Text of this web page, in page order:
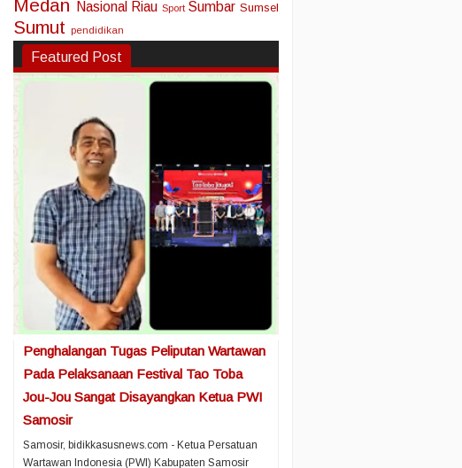
Medan Nasional Riau Sport Sumbar Sumsel
Sumut pendidikan
Featured Post
Penghalangan Tugas Peliputan Wartawan
Pada Pelaksanaan Festival Tao Toba
Jou-Jou Sangat Disayangkan Ketua PWI
Samosir
Samosir, bidikkasusnews.com - Ketua Persatuan
Wartawan Indonesia (PWI) Kabupaten Samosir